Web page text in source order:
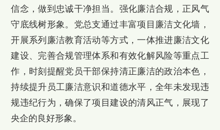
信念，做到忠诚干净担当。强化廉洁合规，正风气
守底线树形象。党总支通过丰富项目廉洁文化墙，
开展系列廉洁教育活动等方式，一体推进廉洁文化
建设、完善合规管理体系和有效化解风险等重点工
作，时刻提醒党员干部保持清正廉洁的政治本色，
持续提升员工廉洁意识和道德水平，全年未发现违
规违纪行为，确保了项目建设的清风正气，展现了
央企的良好形象。